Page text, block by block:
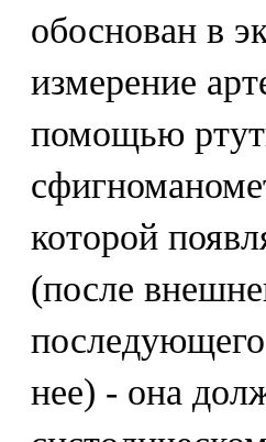
обоснован в
измерение
помощью
которой
(после
нее) - она